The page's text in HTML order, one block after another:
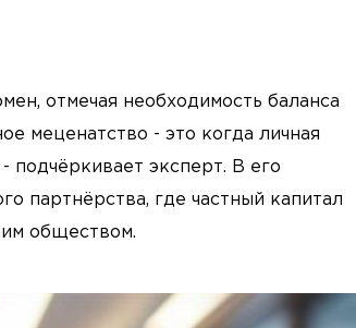
отмечая необходимость баланса
меценатство - это когда личная
подчёркивает эксперт. В его
партнёрства, где частный капитал
обществом.